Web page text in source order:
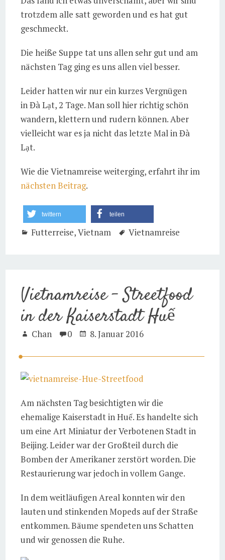
trotzdem alle satt geworden und es hat gut
geschmeckt.
Die heiße Suppe tat uns allen sehr gut und am
nächsten Tag ging es uns allen viel besser.
Leider hatten wir nur ein kurzes Vergnügen
in Đà Lạt, 2 Tage. Man soll hier richtig schön
wandern, klettern und rudern können. Aber
vielleicht war es ja nicht das letzte Mal in Đà
Lạt.
Wie die Vietnamreise weiterging, erfahrt ihr im
nächsten Beitrag.
twittern teilen
Futterreise,Vietnam Vietnamreise
Vietnamreise – Streetfood
in der Kaiserstadt Huế
Chan 0 8. Januar 2016
Am nächsten Tag besichtigten wir die
ehemalige Kaiserstadt in Huế. Es handelte sich
um eine Art Miniatur der Verbotenen Stadt in
Beijing. Leider war der Großteil durch die
Bomben der Amerikaner zerstört worden. Die
Restaurierung war jedoch in vollem Gange.
In dem weitläufigen Areal konnten wir den
lauten und stinkenden Mopeds auf der Straße
entkommen. Bäume spendeten uns Schatten
und wir genossen die Ruhe.